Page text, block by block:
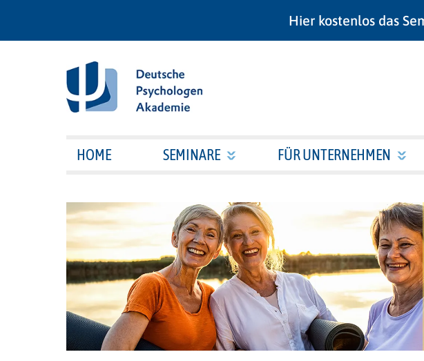
Hier kostenlos das
HOME SEMINARE FÜR UNTERNEHMEN